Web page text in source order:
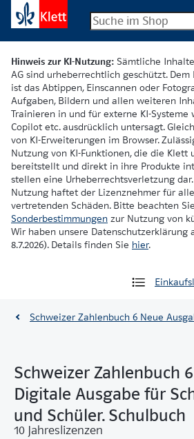
Hinweis zur KI-Nutzung: Sämtliche
AG sind urheberrechtlich geschützt.
ist das Abtippen, Einscannen oder
Aufgaben, Bildern und allen weiteren
Trainieren in und für externe KI-Systeme
Copilot etc. ausdrücklich untersagt.
von KI-Erweiterungen im Browser.
Nutzung von KI-Funktionen, die die Klett
bereitstellt und direkt in ihre Produkte
stellen eine Urheberrechtsverletzung
Nutzung haftet der Lizenznehmer für
vertretenden Schäden. Bitte beachten
Sonderbestimmungen zur Nutzung von
Wir haben unsere Datenschutzerklärung
8.7.2026). Details finden Sie hier.
Schweizer Zahlenbuch 6 Neue
Schweizer Zahlenbuch 6
Digitale Ausgabe für
und Schüler. Schulbuch
10 Jahreslizenzen